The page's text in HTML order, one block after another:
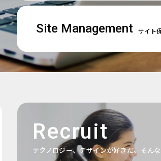
Site Management サイト
Recruit
テクノロジー、デザインが好きだ。そん